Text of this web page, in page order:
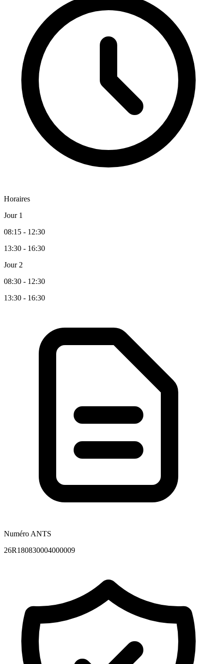
Horaires
Jour 1
08:15 - 12:30
13:30 - 16:30
Jour 2
08:30 - 12:30
13:30 - 16:30
Numéro ANTS
26R180830004000009